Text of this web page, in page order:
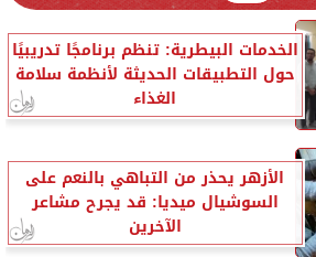
الخدمات البيطرية: تنظم برنامجًا تدريبيًا
حول التطبيقات الحديثة لأنظمة سلامة
الغذاء
الأزهر يحذر من التباهي بالنعم على
السوشيال ميديا: قد يجرح مشاعر
الآخرين